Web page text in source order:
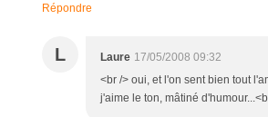
Répondre
L Laure 17/05/2008 09:32
<br /> oui, et l'on sent bien tout
j'aime le ton, mâtiné